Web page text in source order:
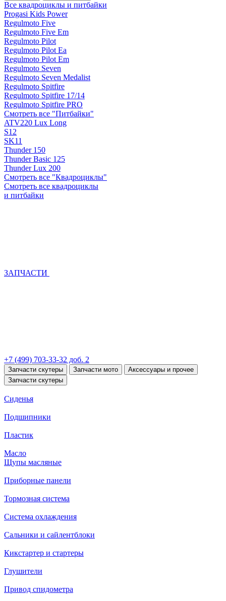
Все квадроциклы и питбайки
Progasi Kids Power
Regulmoto Five
Regulmoto Five Em
Regulmoto Pilot
Regulmoto Pilot Ea
Regulmoto Pilot Em
Regulmoto Seven
Regulmoto Seven Medalist
Regulmoto Spitfire
Regulmoto Spitfire 17/14
Regulmoto Spitfire PRO
Смотреть все "Питбайки"
ATV220 Lux Long
S12
SK11
Thunder 150
Thunder Basic 125
Thunder Lux 200
Смотреть все "Квадроциклы"
Смотреть все квадроциклы
и питбайки
ЗАПЧАСТИ
+7 (499) 703-33-32 доб. 2
Запчасти скутеры Запчасти мото
Аксессуары и прочее
Запчасти скутеры
Сиденья
Подшипники
Пластик
Масло
Щупы масляные
Приборные панели
Тормозная система
Система охлаждения
Сальники и сайлентблоки
Кикстартер и стартеры
Глушители
Привод спидометра